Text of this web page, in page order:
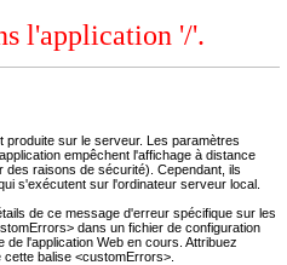
l'application '/'.
produite sur le serveur. Les paramètres
empêchent l'affichage à distance
des raisons de sécurité). Cependant, ils
s'exécutent sur l'ordinateur serveur local.
de ce message d'erreur spécifique sur les
dans un fichier de configuration
l'application Web en cours. Attribuez
balise <customErrors>.